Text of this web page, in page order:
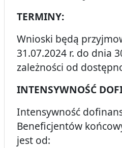
TERMINY:
Wnioski będą
31.07.2024 r. do dnia
zależności od
INTENSYWNOŚĆ
Intensywność
Beneficjentów
jest od: